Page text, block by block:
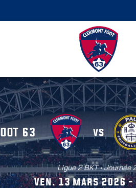
63 vs
Ligue 2 BKT • Journée
Ven. 13 mars 2026 -